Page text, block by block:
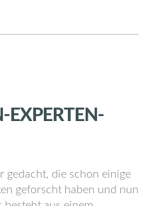
EXPERTEN-
gedacht, die schon einige
geforscht haben und nun